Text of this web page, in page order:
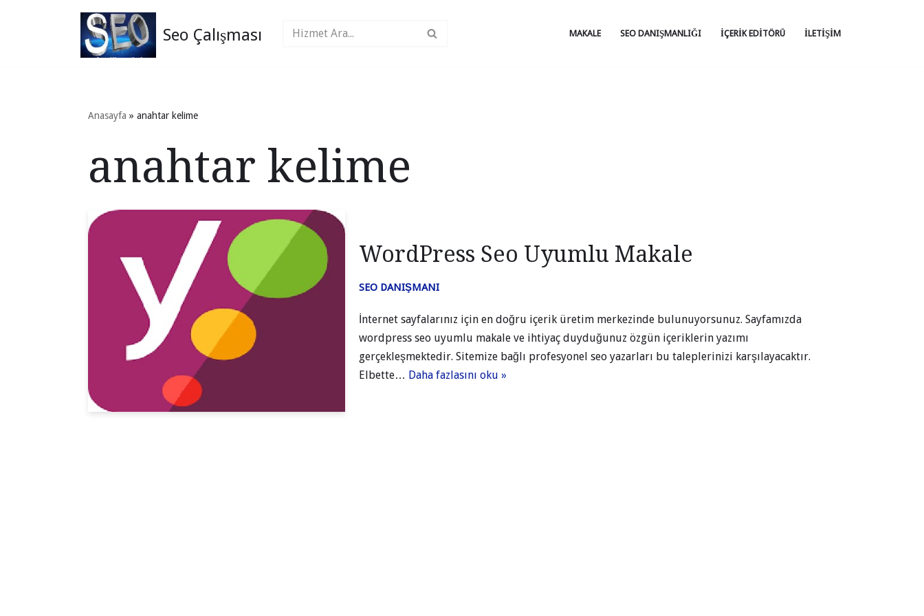
Seo Çalışması MAKALE SEO DANIŞMANLIĞI İÇERIK EDITÖRÜ İLETIŞIM
Anasayfa »anahtar kelime
anahtar kelime
WordPress Seo Uyumlu Makale
SEO DANIŞMANI
İnternet sayfalarınız için en doğru içerik üretim merkezinde bulunuyorsunuz. Sayfamızda
wordpress seo uyumlu makale ve ihtiyaç duyduğunuz özgün içeriklerin yazımı
gerçekleşmektedir. Sitemize bağlı profesyonel seo yazarları bu taleplerinizi karşılayacaktır.
Elbette… Daha fazlasını oku »